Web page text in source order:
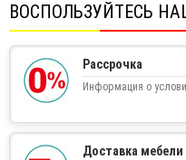
ВОСПОЛЬЗУЙТЕСЬ
Рассрочка
Информация о
Доставка мебели